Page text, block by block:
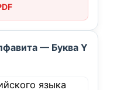
— Буква Y